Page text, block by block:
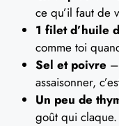
ce qu’il faut de
1 filet d’huile
comme toi
Sel et poivre
assaisonner,
Un peu de
goût qui claque.